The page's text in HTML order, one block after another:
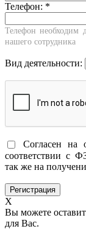
Телефон: *
Телефон необходим
нашего сотрудника
Вид деятельности:
Согласен на
соответствии с
так же на
X
Вы можете
для Вас.